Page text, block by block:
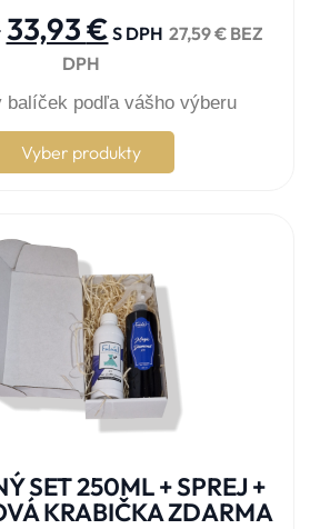
33,93€ S DPH 27,59€BEZ
DPH
balíček podľa vášho výberu
Vyber produkty
SET 250ML + SPREJ +
KRABIČKA ZDARMA